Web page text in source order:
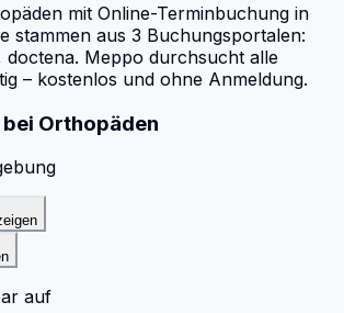
mit Online-Terminbuchung in
stammen aus 3 Buchungsportalen:
doctena. Meppo durchsucht alle
– kostenlos und ohne Anmeldung.
Orthopäden
auf